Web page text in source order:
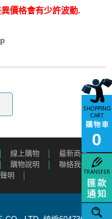
價格會有少許波動.
線上購物
最新商品
購物說明
聯絡我們
明
0